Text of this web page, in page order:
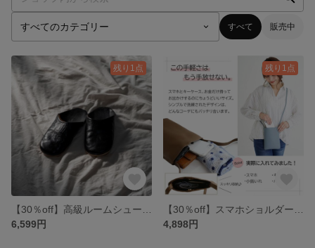
すべて 販売中
残り1点
6,599円
残り1点
4,898円